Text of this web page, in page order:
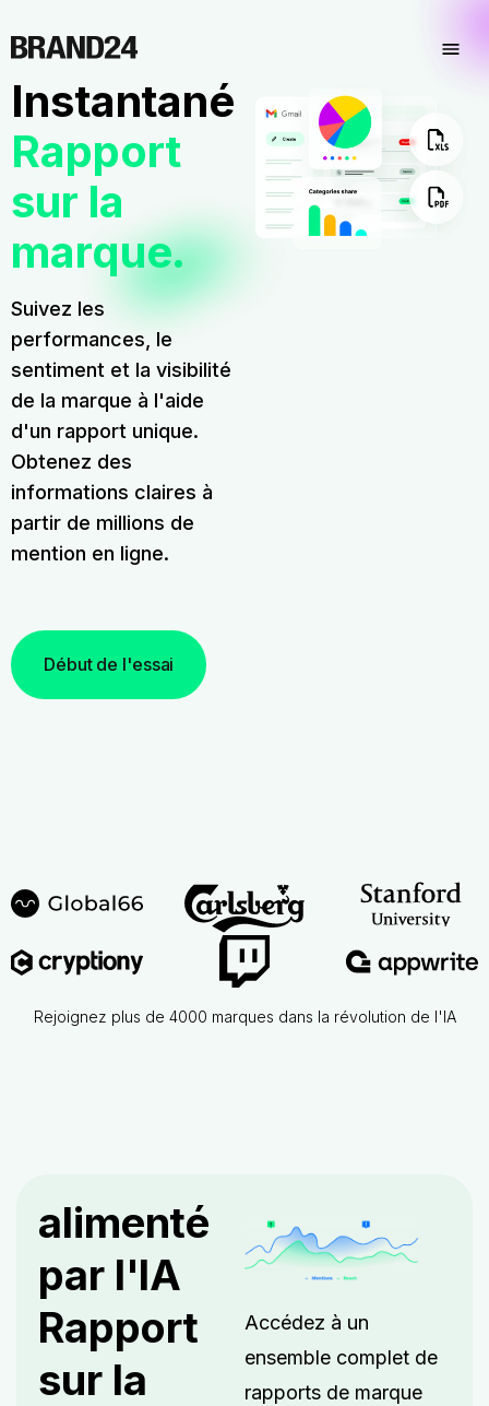
Instantané
Rapport
sur la
marque.
Suivez les
performances, le
sentiment et la visibilité
de la marque à l'aide
d'un rapport unique.
Obtenez des
informations claires à
partir de millions de
mention en ligne.
Début de l'essai
Rejoignez plus de 4000 marques dans la révolution de l'IA
alimenté
par l'IA
Rapport
sur la
Accédez à un
ensemble complet de
rapports de marque